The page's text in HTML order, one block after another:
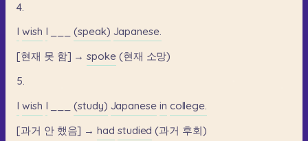
4.
I wish I (speak) Japanese.
[현재 못 함] → spoke (현재 소망)
5.
I wish I (study) Japanese in college.
[과거 안 했음] → had studied (과거 후회)